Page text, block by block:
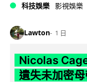
科技娛樂 影視娛樂
Lawton 1 日
Nicolas
遺失未加密